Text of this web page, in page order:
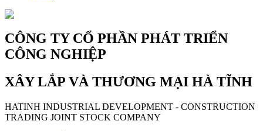
CÔNG TY CỔ PHẦN PHÁT TRIỂN
CÔNG NGHIỆP
XÂY LẮP VÀ THƯƠNG MẠI HÀ TĨNH
HATINH INDUSTRIAL DEVELOPMENT - CONSTRUCTION
TRADING JOINT STOCK COMPANY